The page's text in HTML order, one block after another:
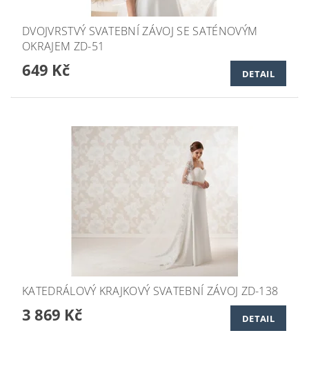
DVOJVRSTVÝ SVATEBNÍ ZÁVOJ SE SATÉNOVÝM
OKRAJEM ZD-51
649 Kč DETAIL
KATEDRÁLOVÝ KRAJKOVÝ SVATEBNÍ ZÁVOJ ZD-138
3 869 Kč DETAIL